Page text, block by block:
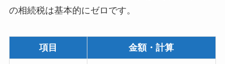
の相続税は基本的にゼロです。
項目 金額・計算